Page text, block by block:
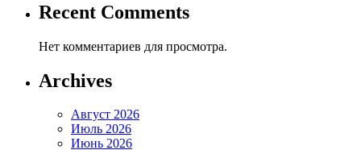
Recent Comments
Нет комментариев для просмотра.
Archives
Август 2026
Июль 2026
Июнь 2026